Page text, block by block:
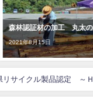
とくしま林業アカデミー
太 ⇒木粉化して研修施設
に木の塗り壁として活用！
リサイクル製品認定 ～